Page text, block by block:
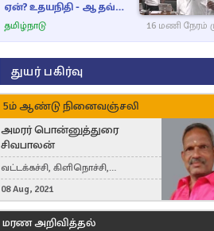
ஏன்? உதயநிதி - ஆதவ்
விவாதம்
தமிழ்நாடு 16 மணி நேரம்
துயர் பகிர்வு
5ம் ஆண்டு நினைவஞ்சலி
அமரர் பொன்னுத்துரை
சிவபாலன்
வட்டக்கச்சி, கிளிநொச்சி,
வட்டக்கச்சி இராமநாதபுரம்
08 Aug, 2021
மரண அறிவித்தல்